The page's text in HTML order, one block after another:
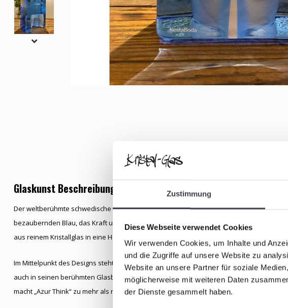
Zustimmung
Diese Webseite verwendet Cookies
Wir verwenden Cookies, um Inhalte und
und die Zugriffe auf unsere Website zu
Website an unsere Partner für soziale
möglicherweise mit weiteren Daten
der Dienste gesammelt haben.
Glaskunst Beschreibung
Der weltberühmte schwedische Glaskünstler Bertil Vallien schuf mit „Azur Think“ ein
bezaubernden Blau, das Kraft und Geheimnis ausstrahlt. Das exklusive Stück aus der
aus reinem Kristallglas in eine Holzkohleform gegossen, was ihm seine einzigartige
Im Mittelpunkt des Designs steht der Abdruck eines Gesichts, ein wiederkehrendes und
auch in seinen berühmten Glasbooten zu finden ist. Es symbolisiert Introspektion, Stille
macht „Azur Think“ zu mehr als nur einem Objekt: zu einem ausdrucksstarken Kunstwerk.